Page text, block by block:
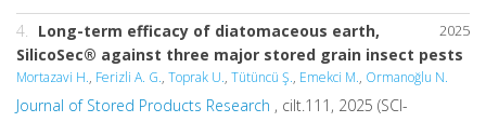
2025
4. Long-term efficacy of diatomaceous earth,
SilicoSec® against three major stored grain insect pests
Mortazavi H., Ferizli A. G., Toprak U., Tütüncü Ş., Emekci M., Ormanoğlu N.
Journal of Stored Products Research , cilt.111, 2025 (SCI-